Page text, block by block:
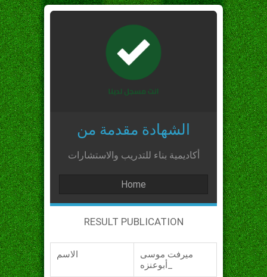
الشهادة مقدمة من
أكاديمية بناء للتدريب والاستشارات
Home
RESULT PUBLICATION
الاسم
ميرفت موسى